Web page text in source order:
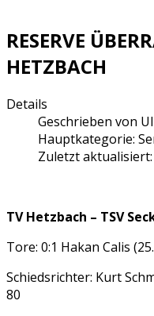
RESERVE
HETZBACH
Details
Geschrieben von
Hauptkategorie:
Zuletzt aktualisiert:
TV Hetzbach – TSV
Tore: 0:1 Hakan Calis
Schiedsrichter: Kurt
80